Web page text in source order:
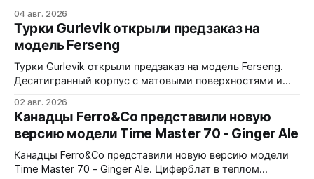
давлением спроса) - всё-таки выпущена в регулярной
коллекции Baltany. Четыре варианта - white, black, blue и
green. Микроротор, MOP циферблат с радиальным
рисунком, малая секундная стрелка синёного цвета.
38x10x44,2
04 авг. 2026
Турки Gurlevik открыли предзаказ на
модель Ferseng
Турки Gurlevik открыли предзаказ на модель Ferseng.
Десятигранный корпус с матовыми поверхностями и
узором из полированных ромбов. Шесть вариантов -
Blue, Gold, Ice, Coral, Purple и Green Turquoise 38x10x44
мм. Сапфировое стекло, 5 ATM. Miyota 9039 690
долларов. Отгрузка в декабре 2026 года
02 авг. 2026
Канадцы Ferro&Co представили новую
версию модели Time Master 70 - Ginger Ale
Канадцы Ferro&Co представили новую версию модели
Time Master 70 - Ginger Ale. Циферблат в теплом